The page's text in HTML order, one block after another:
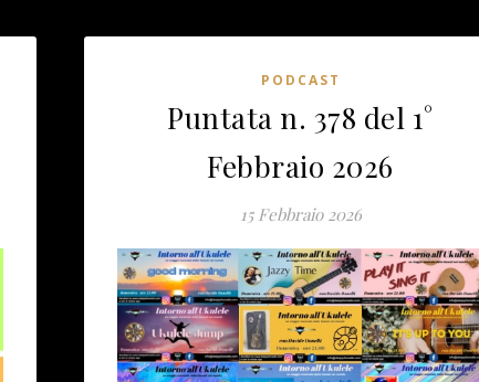
PODCAST
Puntata n. 378 del 1°
Febbraio 2026
15 Febbraio 2026